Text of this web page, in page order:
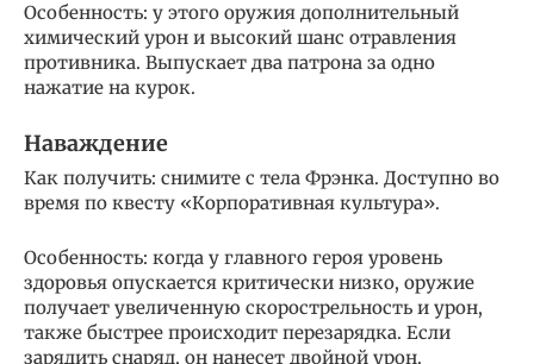
Особенность: у этого оружия дополнительный
химический урон и высокий шанс отравления
противника. Выпускает два патрона за одно
нажатие на курок.
Наваждение
Как получить: снимите с тела Фрэнка. Доступно во
время по квесту «Корпоративная культура».
Особенность: когда у главного героя уровень
здоровья опускается критически низко, оружие
получает увеличенную скорострельность и урон,
также быстрее происходит перезарядка. Если
зарядить снаряд, он нанесет двойной урон.